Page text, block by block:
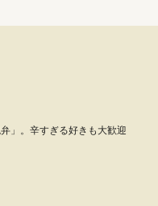
」。辛すぎる好きも大歓迎